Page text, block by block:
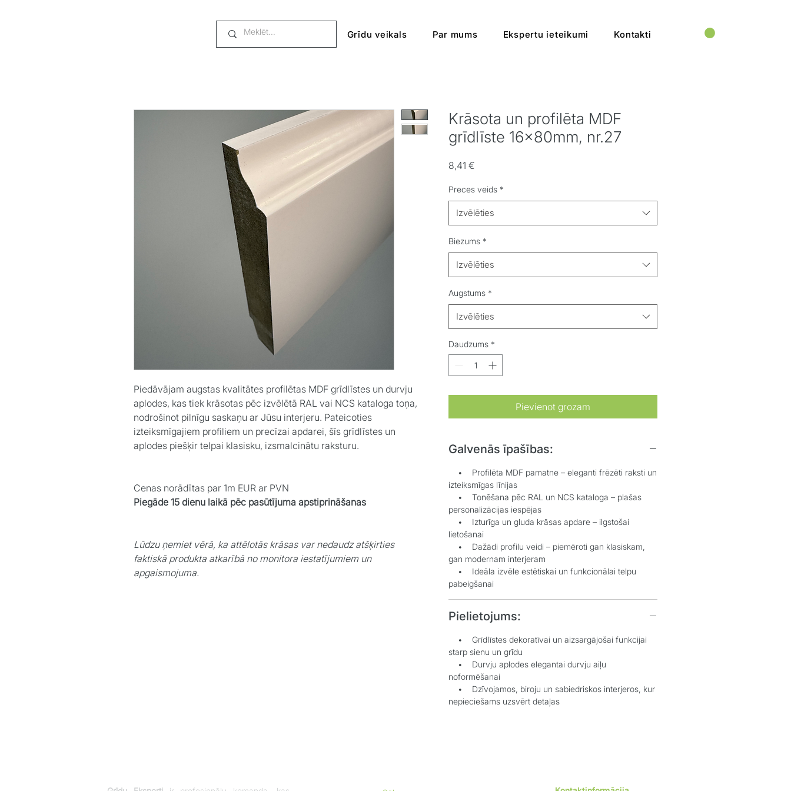
Grīdu veikals Par mums Ekspertu ieteikumi Kontakti
Piedāvājam augstas kvalitātes profilētas MDF grīdlīstes un durvju
aplodes, kas tiek krāsotas pēc izvēlētā RAL vai NCS kataloga toņa,
nodrošinot pilnīgu saskaņu ar Jūsu interjeru. Pateicoties
izteiksmīgajiem profiliem un precīzai apdarei, šīs grīdlīstes un
aplodes piešķir telpai klasisku, izsmalcinātu raksturu.
Cenas norādītas par 1m EUR ar PVN
Piegāde 15 dienu laikā pēc pasūtījuma apstiprināšanas
Lūdzu ņemiet vērā, ka attēlotās krāsas var nedaudz atšķirties
faktiskā produkta atkarībā no monitora iestatījumiem un
apgaismojuma.
Krāsota un profilēta MDF
grīdlīste 16x80mm, nr.27
8,41 €
Preces veids *
Izvēlēties
Biezums *
Izvēlēties
Augstums *
Izvēlēties
Daudzums *
Pievienot grozam
Galvenās īpašības:
• Profilēta MDF pamatne – eleganti frēzēti raksti un
izteiksmīgas līnijas
• Tonēšana pēc RAL un NCS kataloga – plašas
personalizācijas iespējas
• Izturīga un gluda krāsas apdare – ilgstošai
lietošanai
• Dažādi profilu veidi – piemēroti gan klasiskam,
gan modernam interjeram
• Ideāla izvēle estētiskai un funkcionālai telpu
pabeigšanai
Pielietojums:
• Grīdlīstes dekoratīvai un aizsargājošai funkcijai
starp sienu un grīdu
• Durvju aplodes elegantai durvju aiļu
noformēšanai
• Dzīvojamos, biroju un sabiedriskos interjeros, kur
nepieciešams uzsvērt detaļas